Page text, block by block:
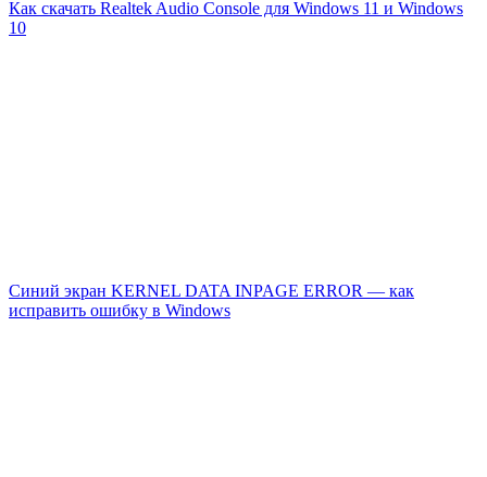
Как скачать Realtek Audio Console для Windows 11 и Windows
10
Синий экран KERNEL DATA INPAGE ERROR — как
исправить ошибку в Windows